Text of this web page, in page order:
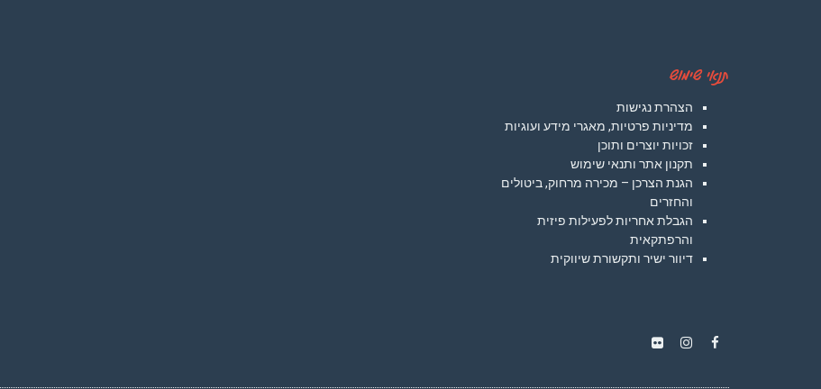
תנאי שימוש
הצהרת נגישות
מדיניות פרטיות, מאגרי מידע ועוגיות
זכויות יוצרים ותוכן
תקנון אתר ותנאי שימוש
הגנת הצרכן – מכירה מרחוק, ביטולים
והחזרים
הגבלת אחריות לפעילות פיזית
והרפתקאית
דיוור ישיר ותקשורת שיווקית